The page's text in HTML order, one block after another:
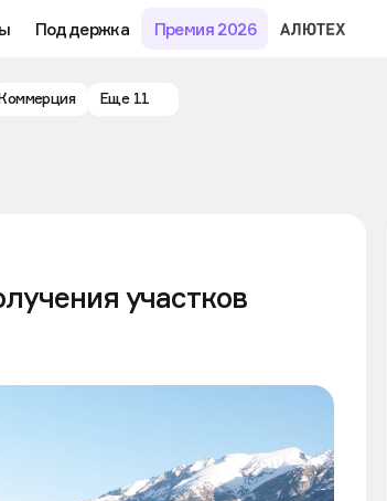
Поддержка Премия 2026
Еще 11
участков